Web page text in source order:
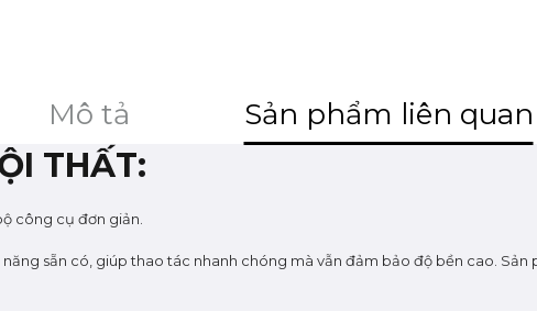
Mô tả Sản phẩm liên quan
THẤT:
công cụ đơn giản.
sẵn có, giúp thao tác nhanh chóng mà vẫn đảm bảo độ bền cao.